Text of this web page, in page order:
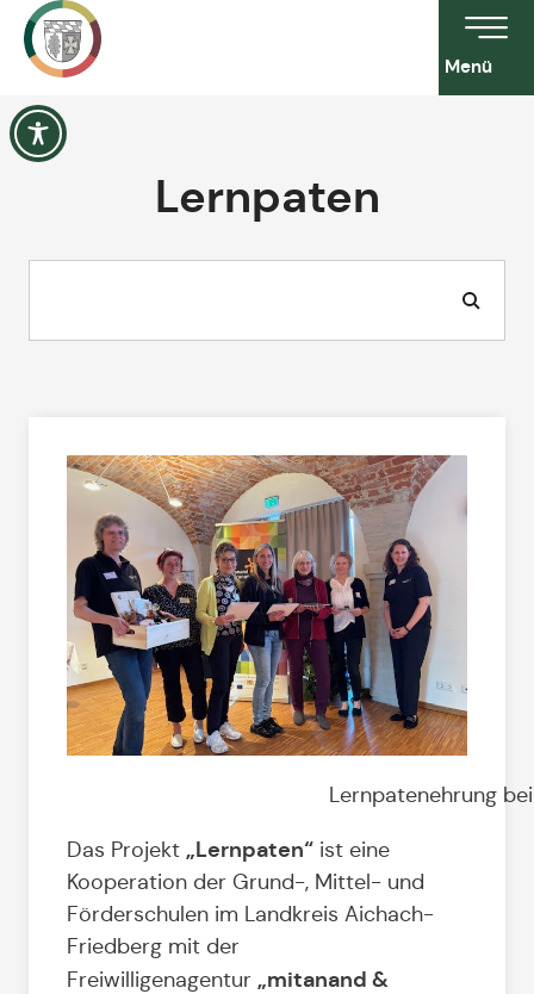
Menü
Lernpaten
Lernpatenehrung
Das Projekt „Lernpaten“ ist eine
Kooperation der Grund-, Mittel- und
Förderschulen im Landkreis Aichach-
Friedberg mit der
Freiwilligenagentur „mitanand &